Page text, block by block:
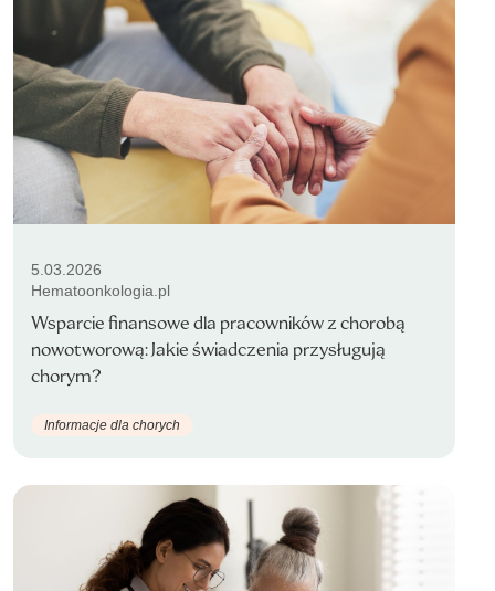
5.03.2026
Hematoonkologia.pl
Wsparcie finansowe dla pracowników z chorobą
nowotworową: Jakie świadczenia przysługują
chorym?
Informacje dla chorych